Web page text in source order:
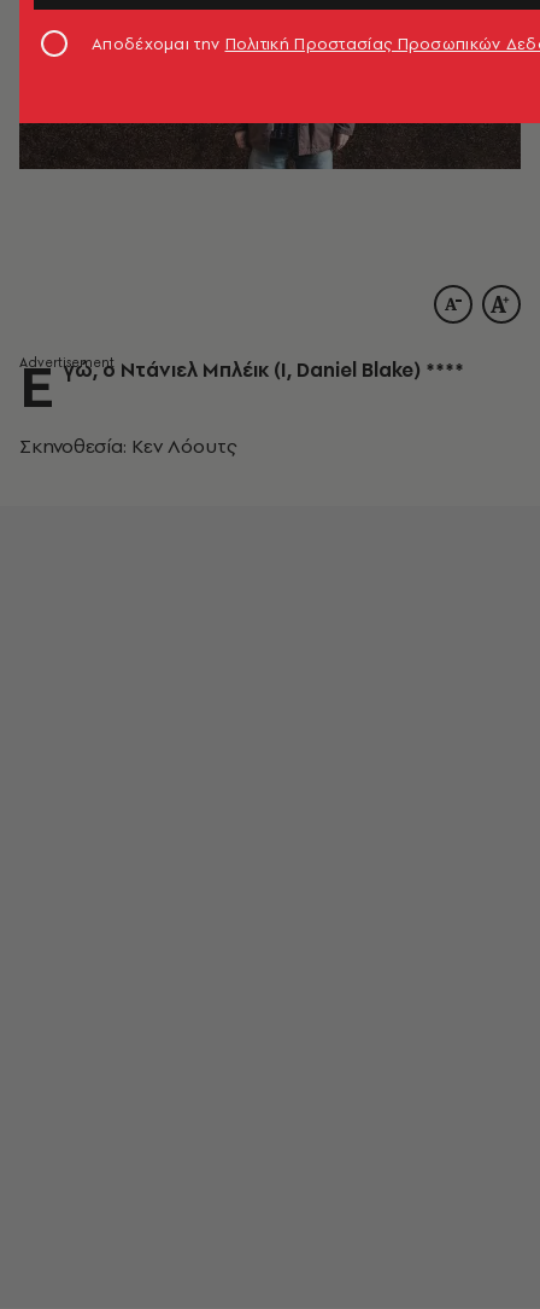
Ε γώ, ο Ντάνιελ Μπλέικ (I, Daniel Blake) ****
Σκηνοθεσία: Κεν Λόουτς
Αποδέχομαι την Πολιτική Προστασίας Προσωπικών